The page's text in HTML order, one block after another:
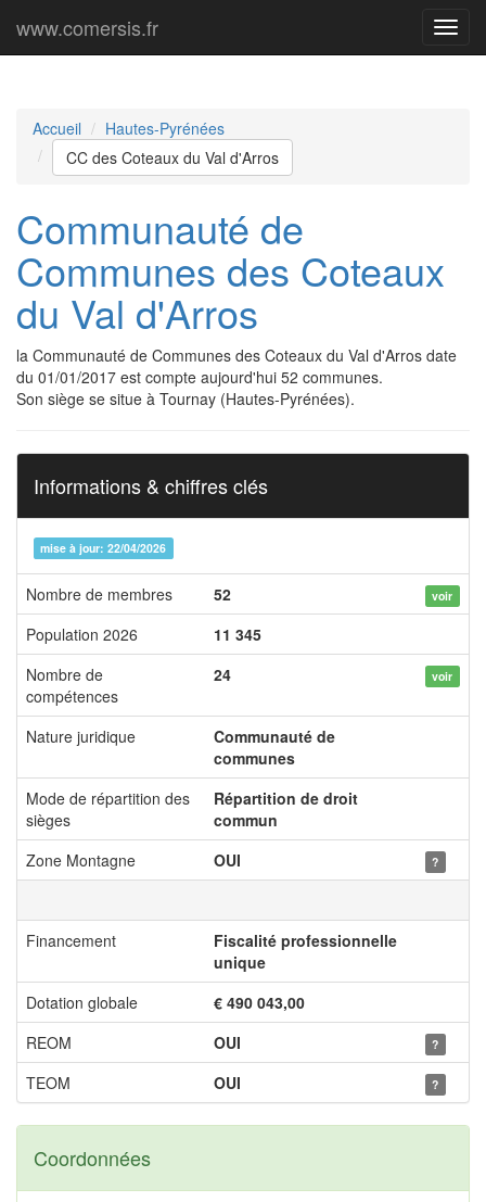
Menu
www.comersis.fr
Accueil
Hautes-Pyrénées
CC des Coteaux du Val d'Arros
Communauté de
Communes des Coteaux
du Val d'Arros
la Communauté de Communes des Coteaux du Val d'Arros date
du 01/01/2017 est compte aujourd'hui 52 communes.
Son siège se situe à Tournay (Hautes-Pyrénées).
Informations & chiffres clés
mise à jour: 22/04/2026
Nombre de membres 52 voir
Population 2026
11 345
Nombre de
compétences
24 voir
Nature juridique
Communauté de
communes
Mode de répartition des
sièges
Répartition de droit
commun
Zone Montagne
OUI ?
Financement
Fiscalité professionnelle
unique
Dotation globale
€ 490 043,00
REOM
OUI ?
TEOM OUI ?
Coordonnées